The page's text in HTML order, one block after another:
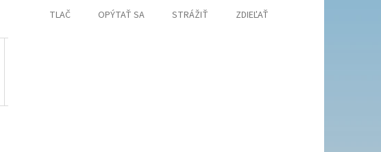
TLAČ OPÝTAŤ SA STRÁŽIŤ ZDIEĽAŤ